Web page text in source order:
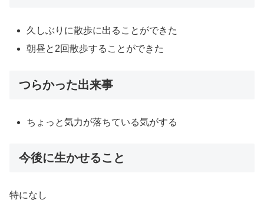
久しぶりに散歩に出ることができた
朝昼と2回散歩することができた
つらかった出来事
ちょっと気力が落ちている気がする
今後に生かせること
特になし